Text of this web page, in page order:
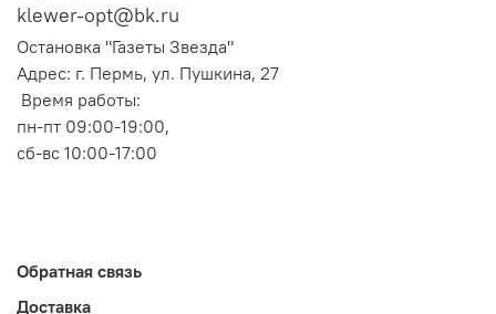
klewer-opt@bk.ru
Остановка "Газеты Звезда"
Адрес: г. Пермь, ул. Пушкина, 27
Время работы:
пн-пт 09:00-19:00,
сб-вс 10:00-17:00
Обратная связь
Доставка